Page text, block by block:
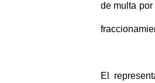
de multa
El